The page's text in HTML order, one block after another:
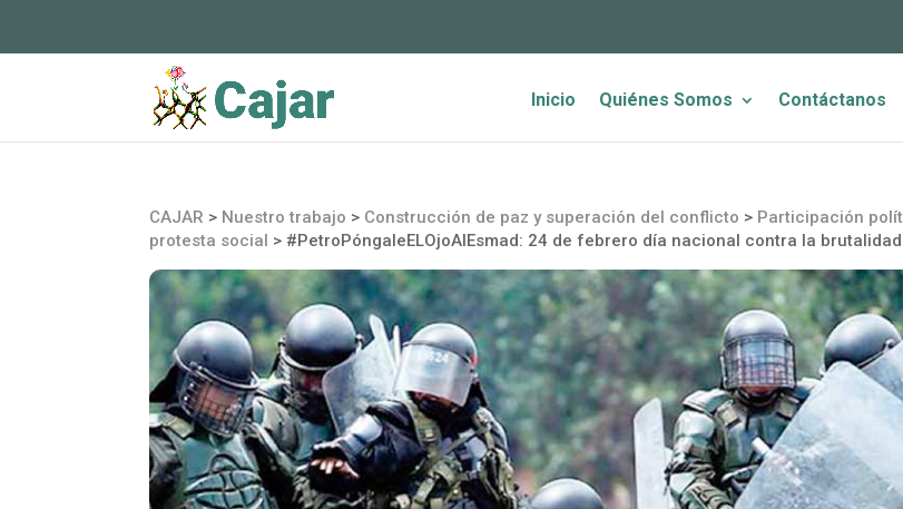
Inicio Quiénes Somos Contáctanos
CAJAR > Nuestro trabajo > Construcción de paz y superación del conflicto > Participación
protesta social > #PetroPóngaleELOjoAlEsmad: 24 de febrero día nacional contra la